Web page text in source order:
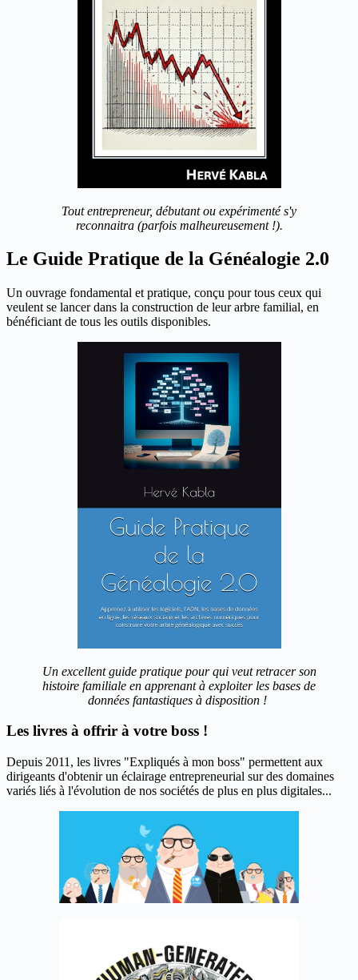
Tout entrepreneur, débutant ou expérimenté s'y
reconnaitra (parfois malheureusement !).
Le Guide Pratique de la Généalogie 2.0
Un ouvrage fondamental et pratique, conçu pour tous ceux qui
veulent se lancer dans la construction de leur arbre familial, en
bénéficiant de tous les outils disponibles.
Un excellent guide pratique pour qui veut retracer son
histoire familiale en apprenant à exploiter les bases de
données fantastiques à disposition !
Les livres à offrir à votre boss !
Depuis 2011, les livres "Expliqués à mon boss" permettent aux
dirigeants d'obtenir un éclairage entrepreneurial sur des domaines
variés liés à l'évolution de nos sociétés de plus en plus digitales...